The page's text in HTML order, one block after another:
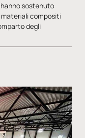
sostenuto
materiali compositi
degli